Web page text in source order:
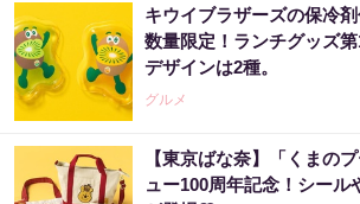
キウイブラザーズの保冷
数量限定！ランチグッズ
デザインは2種。
グルメ
【東京ばな奈】「くまの
ュー100周年記念！シール